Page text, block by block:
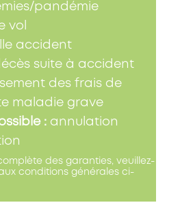
pandémie
vol
accident
suite à accident
des frais de
maladie grave
: annulation
des garanties, veuillez-
conditions générales ci-